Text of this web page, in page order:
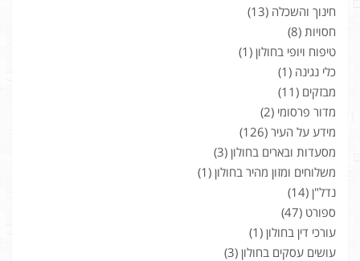
חינוך והשכלה (13)
חסויות (8)
טיפוח ויופי בחולון (1)
כלי נגינה (1)
מבזקים (11)
מדור פרסומי (2)
מידע על העיר (126)
מסעדות ובארים בחולון (3)
משלוחים ומזון מהיר בחולון (1)
נדל"ן (14)
ספורט (47)
עורכי דין בחולון (1)
עושים עסקים בחולון (3)